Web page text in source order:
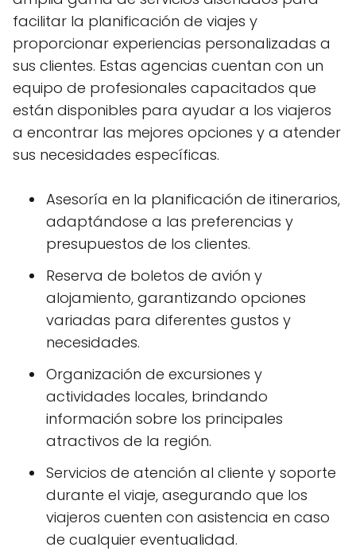
facilitar la planificación de viajes y
proporcionar experiencias personalizadas a
sus clientes. Estas agencias cuentan con un
equipo de profesionales capacitados que
están disponibles para ayudar a los viajeros
a encontrar las mejores opciones y a atender
sus necesidades específicas.
Asesoría en la planificación de itinerarios,
adaptándose a las preferencias y
presupuestos de los clientes.
Reserva de boletos de avión y
alojamiento, garantizando opciones
variadas para diferentes gustos y
necesidades.
Organización de excursiones y
actividades locales, brindando
información sobre los principales
atractivos de la región.
Servicios de atención al cliente y soporte
durante el viaje, asegurando que los
viajeros cuenten con asistencia en caso
de cualquier eventualidad.